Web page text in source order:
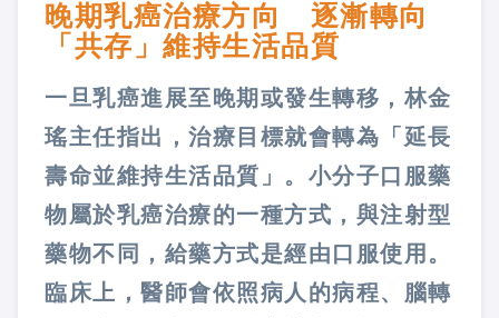
晚期乳癌治療方向 逐漸轉向
「共存」維持生活品質
一旦乳癌進展至晚期或發生轉移，林金
瑤主任指出，治療目標就會轉為「延長
壽命並維持生活品質」。小分子口服藥
物屬於乳癌治療的一種方式，與注射型
藥物不同，給藥方式是經由口服使用。
臨床上，醫師會依照病人的病程、腦轉